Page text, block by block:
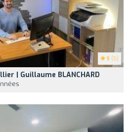
5 (5)
| Guillaume BLANCHARD